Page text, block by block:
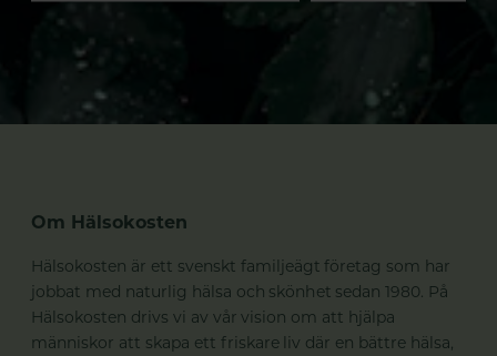
Om Hälsokosten
Hälsokosten är ett svenskt familjeägt företag som har
jobbat med naturlig hälsa och skönhet sedan 1980. På
Hälsokosten drivs vi av vår vision om att hjälpa
människor att skapa ett friskare liv där en bättre hälsa,